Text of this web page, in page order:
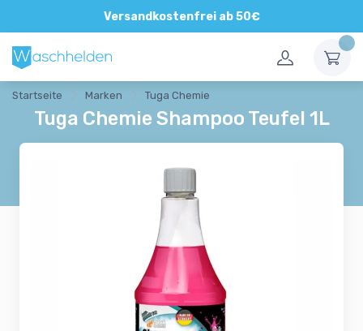
Versandkostenfrei ab 50€
Direkte und persönliche Beratung
Startseite Marken Tuga Chemie
Tuga Chemie Shampoo Teufel 1L